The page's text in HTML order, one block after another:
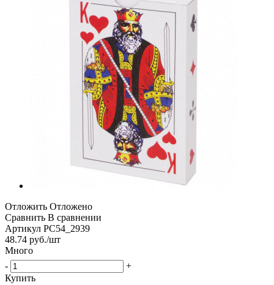
Отложить Отложено
Сравнить В сравнении
Артикул PC54_2939
48.74 руб./шт
Много
-
+
Купить